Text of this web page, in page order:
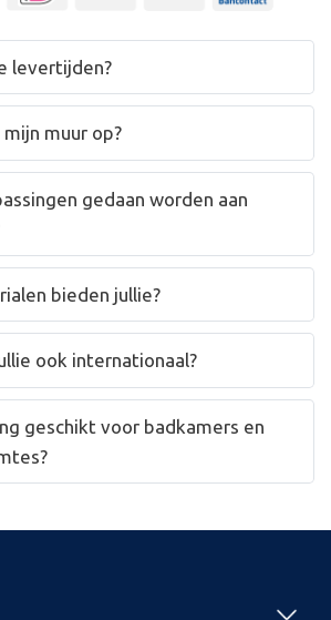
levertijden?
muur op?
gedaan worden aan
bieden jullie?
ook internationaal?
geschikt voor badkamers en